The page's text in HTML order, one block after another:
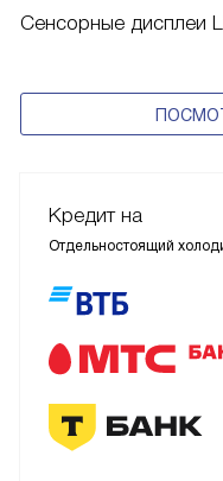
Сенсорные дисплеи
Кредит на
Отдельностоящий